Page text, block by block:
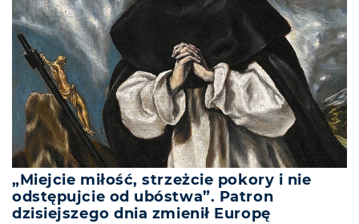
„Miejcie miłość, strzeżcie pokory i nie
odstępujcie od ubóstwa”. Patron
dzisiejszego dnia zmienił Europę